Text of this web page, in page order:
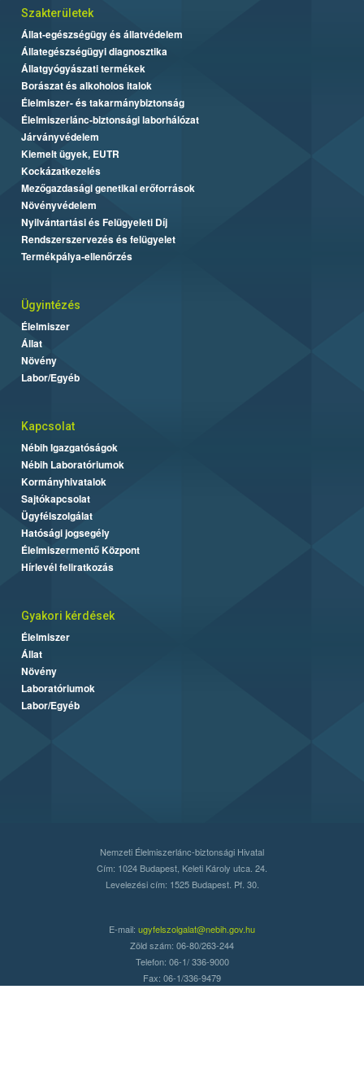
Szakterületek
Állat-egészségügy és állatvédelem
Állategészségügyi diagnosztika
Állatgyógyászati termékek
Borászat és alkoholos italok
Élelmiszer- és takarmánybiztonság
Élelmiszerlánc-biztonsági laborhálózat
Járványvédelem
Kiemelt ügyek, EUTR
Kockázatkezelés
Mezőgazdasági genetikai erőforrások
Növényvédelem
Nyilvántartási és Felügyeleti Díj
Rendszerszervezés és felügyelet
Termékpálya-ellenőrzés
Ügyintézés
Élelmiszer
Állat
Növény
Labor/Egyéb
Kapcsolat
Nébih Igazgatóságok
Nébih Laboratóriumok
Kormányhivatalok
Sajtókapcsolat
Ügyfélszolgálat
Hatósági jogsegély
Élelmiszermentő Központ
Hírlevél feliratkozás
Gyakori kérdések
Élelmiszer
Állat
Növény
Laboratóriumok
Labor/Egyéb
Nemzeti Élelmiszerlánc-biztonsági Hivatal
Cím: 1024 Budapest, Keleti Károly utca. 24.
Levelezési cím: 1525 Budapest. Pf. 30.
E-mail: ugyfelszolgalat@nebih.gov.hu
Zöld szám: 06-80/263-244
Telefon: 06-1/ 336-9000
Fax: 06-1/336-9479